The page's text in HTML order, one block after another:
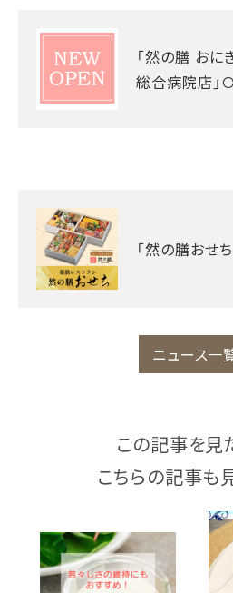
「然の膳 おに
総合病院店」
「然の膳おせ
ニュース一
この記事を見
こちらの記事も